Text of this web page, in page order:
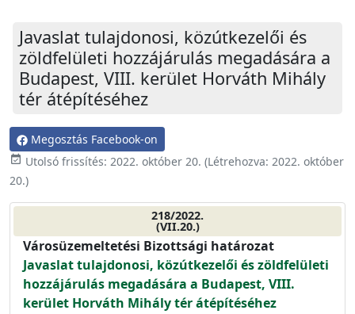
Javaslat tulajdonosi, közútkezelői és
zöldfelületi hozzájárulás megadására a
Budapest, VIII. kerület Horváth Mihály
tér átépítéséhez
Megosztás Facebook-on
event_available Utolsó frissítés: 2022. október 20. (Létrehozva: 2022. október
20.)
218/2022.
(VII.20.)
Városüzemeltetési Bizottsági határozat
Javaslat tulajdonosi, közútkezelői és zöldfelületi
hozzájárulás megadására a Budapest, VIII.
kerület Horváth Mihály tér átépítéséhez